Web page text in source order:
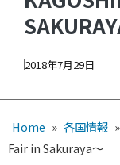
2018年7月29日
Home » 各国情報 »
Fair in Sakuraya～